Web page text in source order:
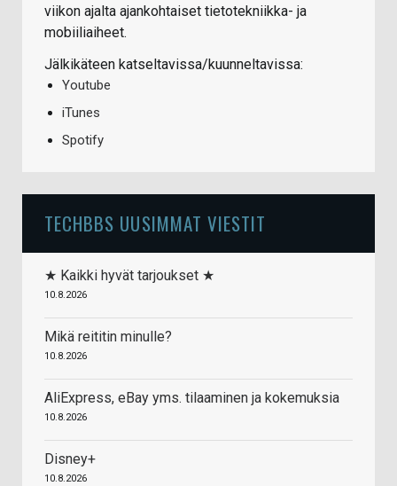
viikon ajalta ajankohtaiset tietotekniikka- ja
mobiiliaiheet.
Jälkikäteen katseltavissa/kuunneltavissa:
Youtube
iTunes
Spotify
TECHBBS UUSIMMAT VIESTIT
★ Kaikki hyvät tarjoukset ★
10.8.2026
Mikä reititin minulle?
10.8.2026
AliExpress, eBay yms. tilaaminen ja kokemuksia
10.8.2026
Disney+
10.8.2026